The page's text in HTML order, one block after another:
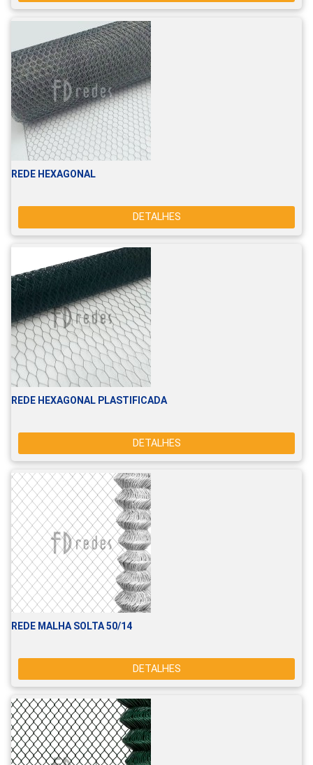
REDE HEXAGONAL
DETALHES
REDE HEXAGONAL PLASTIFICADA
DETALHES
REDE MALHA SOLTA 50/14
DETALHES